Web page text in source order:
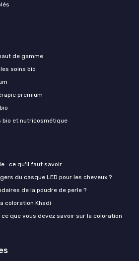
de gamme
soins bio
premium
bio et nutricosmétique
: ce qu'il faut savoir
du casque LED pour les cheveux ?
de la poudre de perle ?
coloration Khadi
que vous devez savoir sur la coloration